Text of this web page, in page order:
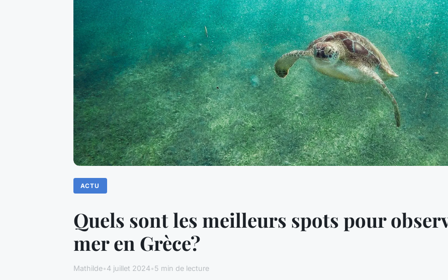
ACTU
Quels sont les meilleurs spots pour
mer en Grèce?
Mathilde•4 juillet 2024•5 min de lecture